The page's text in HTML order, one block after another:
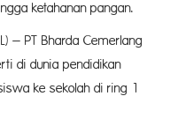
ketahanan pangan.
– PT Bharda Cemerlang
di dunia pendidikan
ke sekolah di ring 1